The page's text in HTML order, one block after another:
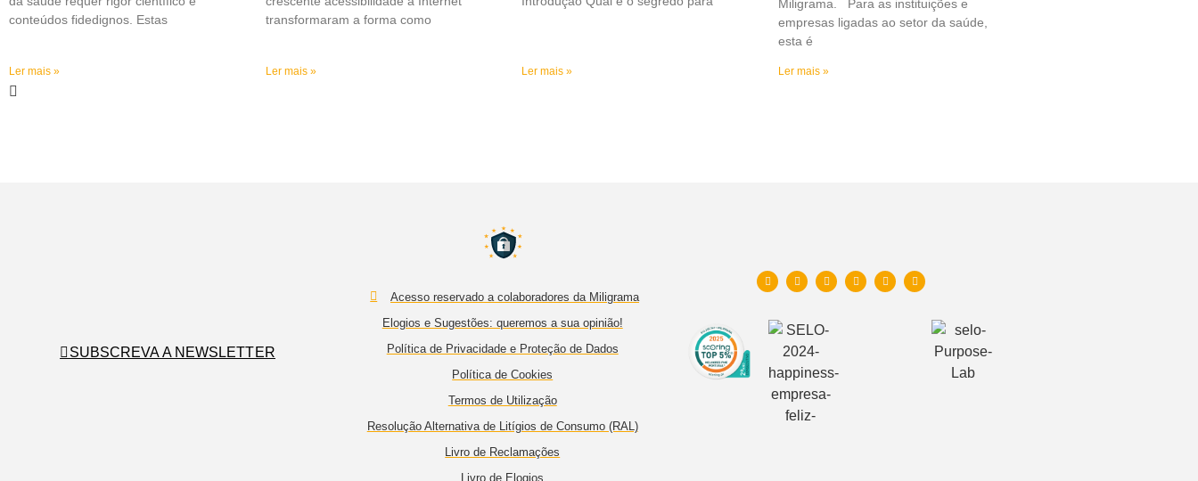
conteúdos fidedignos. Estas
Ler mais »
transformaram a forma como
Ler mais » Ler mais »
Miligrama. Para as instituições e
empresas ligadas ao setor da saúde,
esta é
Ler mais »
SUBSCREVA A NEWSLETTER
Acesso reservado a colaboradores da Miligrama
Elogios e Sugestões: queremos a sua opinião!
Política de Privacidade e Proteção de Dados
Política de Cookies
Termos de Utilização
Resolução Alternativa de Litígios de Consumo (RAL)
Livro de Reclamações
Livro de Elogios